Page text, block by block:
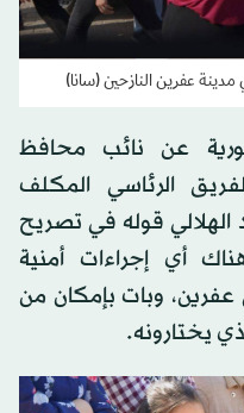
عفرين النازحين (سانا)
عن نائب محافظ
الرئاسي المكلف
الهلالي قوله في تصريح
أي إجراءات أمنية
عفرين، وبات بإمكان من
يختارونه.